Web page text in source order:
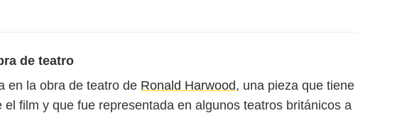
de teatro
en la obra de teatro de Ronald Harwood, una pieza que tiene
el film y que fue representada en algunos teatros británicos a